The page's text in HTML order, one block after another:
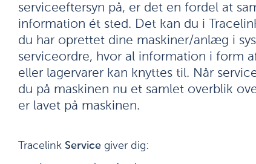
serviceeftersyn på, er det en fordel at
information ét sted. Det kan du i
du har oprettet dine maskiner/anlæg i
serviceordre, hvor al information i form
eller lagervarer kan knyttes til. Når
du på maskinen nu et samlet overblik
er lavet på maskinen.
Tracelink Servicegiver dig: